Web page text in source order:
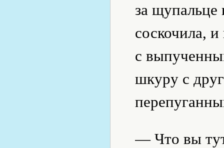
за
соскочила,
с
шкуру с
— Что вы тут